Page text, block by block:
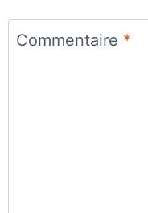
Commentaire *